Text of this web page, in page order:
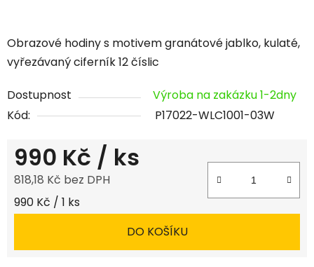
Obrazové hodiny s motivem granátové jablko, kulaté,
vyřezávaný ciferník 12 číslic
Dostupnost
Výroba na zakázku 1-2dny
Kód:
P17022-WLC1001-03W
990 Kč / ks
818,18 Kč bez DPH
Měrná cena:
990 Kč / 1 ks
DO KOŠÍKU